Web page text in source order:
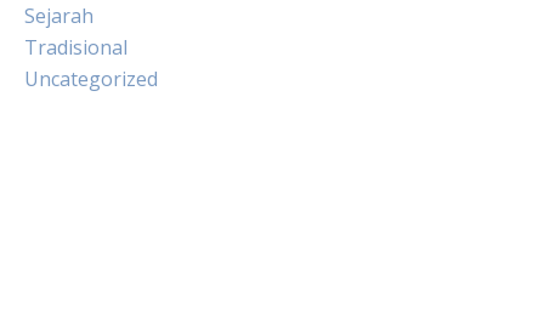
Sejarah
Tradisional
Uncategorized